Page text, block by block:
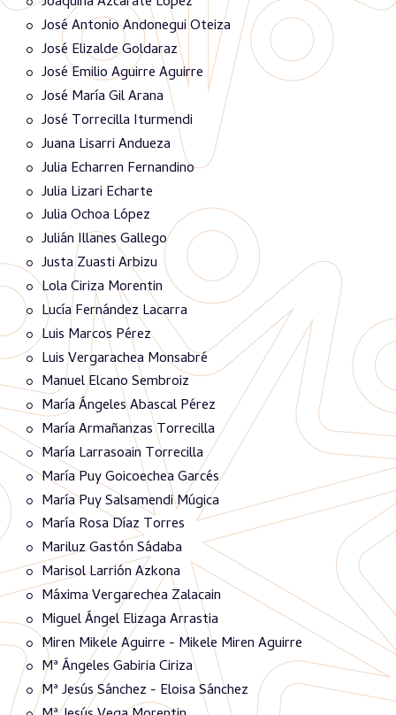
José Antonio Andonegui Oteiza
José Elizalde Goldaraz
José Emilio Aguirre Aguirre
José María Gil Arana
José Torrecilla Iturmendi
Juana Lisarri Andueza
Julia Echarren Fernandino
Julia Lizari Echarte
Julia Ochoa López
Julián Illanes Gallego
Justa Zuasti Arbizu
Lola Ciriza Morentin
Lucía Fernández Lacarra
Luis Marcos Pérez
Luis Vergarachea Monsabré
Manuel Elcano Sembroiz
María Ángeles Abascal Pérez
María Armañanzas Torrecilla
María Larrasoain Torrecilla
María Puy Goicoechea Garcés
María Puy Salsamendi Múgica
María Rosa Díaz Torres
Mariluz Gastón Sádaba
Marisol Larrión Azkona
Máxima Vergarechea Zalacain
Miguel Ángel Elizaga Arrastia
Miren Mikele Aguirre - Mikele Miren Aguirre
Mª Ángeles Gabiria Ciriza
Mª Jesús Sánchez - Eloisa Sánchez